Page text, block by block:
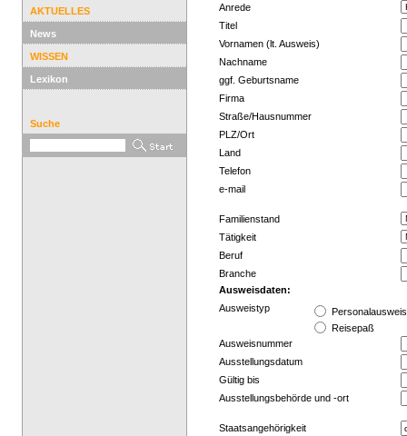
AKTUELLES
News
WISSEN
Lexikon
Suche
Anrede
Titel
Vornamen (lt. Ausweis)
Nachname
ggf. Geburtsname
Firma
Straße/Hausnummer
PLZ/Ort
Land
Telefon
e-mail
Familienstand
Tätigkeit
Beruf
Branche
Ausweisdaten:
Ausweistyp
Reisepaß
Ausweisnummer
Ausstellungsdatum
Gültig bis
Ausstellungsbehörde und -ort
Staatsangehörigkeit